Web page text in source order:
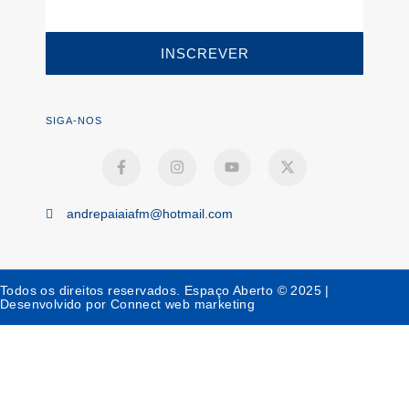
INSCREVER
SIGA-NOS
andrepaiaiafm@hotmail.com
Todos os direitos reservados. Espaço Aberto © 2025 |
Desenvolvido por Connect web marketing